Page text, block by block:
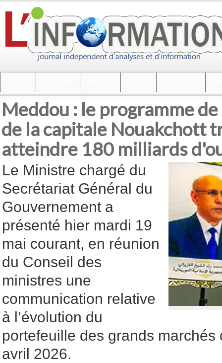
Meddou : le programme
de la capitale Nouakchott
atteindre 180 milliards
Le Ministre chargé du
Secrétariat Général du
Gouvernement a
présenté hier mardi 19
mai courant, en réunion
du Conseil des
ministres une
communication relative
à l’évolution du
portefeuille des grands marchés
avril 2026.